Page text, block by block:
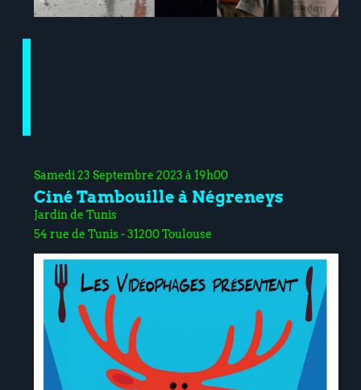
Samedi 23 Septembre 2023 à 19h00
Ciné Tambouille à Négreneys
Jardin de Tunis
54 rue de Tunis - 31200 Toulouse